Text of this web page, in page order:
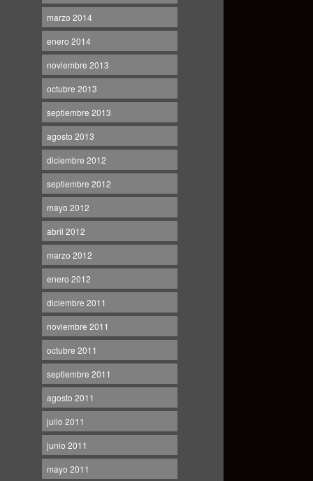
marzo 2014
enero 2014
noviembre 2013
octubre 2013
septiembre 2013
agosto 2013
diciembre 2012
septiembre 2012
mayo 2012
abril 2012
marzo 2012
enero 2012
diciembre 2011
noviembre 2011
octubre 2011
septiembre 2011
agosto 2011
julio 2011
junio 2011
mayo 2011